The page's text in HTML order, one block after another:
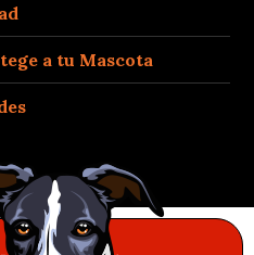
a tu Mascota